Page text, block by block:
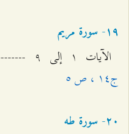
۱٩- سورة مریم
الآيات ۱ إلى ٩ --------------------------------
ج۱٤ ، ص ٥
٢۰- سورة طه